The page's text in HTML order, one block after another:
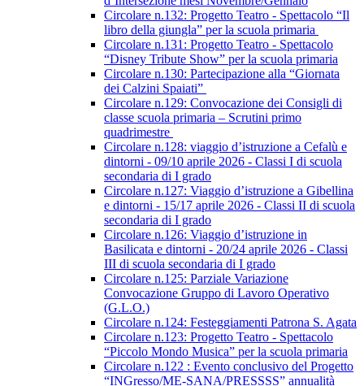
Circolare n.132: Progetto Teatro - Spettacolo “Il
libro della giungla” per la scuola primaria
Circolare n.131: Progetto Teatro - Spettacolo
“Disney Tribute Show” per la scuola primaria
Circolare n.130: Partecipazione alla “Giornata
dei Calzini Spaiati”
Circolare n.129: Convocazione dei Consigli di
classe scuola primaria – Scrutini primo
quadrimestre
Circolare n.128: viaggio d’istruzione a Cefalù e
dintorni - 09/10 aprile 2026 - Classi I di scuola
secondaria di I grado
Circolare n.127: Viaggio d’istruzione a Gibellina
e dintorni - 15/17 aprile 2026 - Classi II di scuola
secondaria di I grado
Circolare n.126: Viaggio d’istruzione in
Basilicata e dintorni - 20/24 aprile 2026 - Classi
III di scuola secondaria di I grado
Circolare n.125: Parziale Variazione
Convocazione Gruppo di Lavoro Operativo
(G.L.O.)
Circolare n.124: Festeggiamenti Patrona S. Agata
Circolare n.123: Progetto Teatro - Spettacolo
“Piccolo Mondo Musica” per la scuola primaria
Circolare n.122 : Evento conclusivo del Progetto
“INGresso/ME-SANA/PRESSSS” annualità